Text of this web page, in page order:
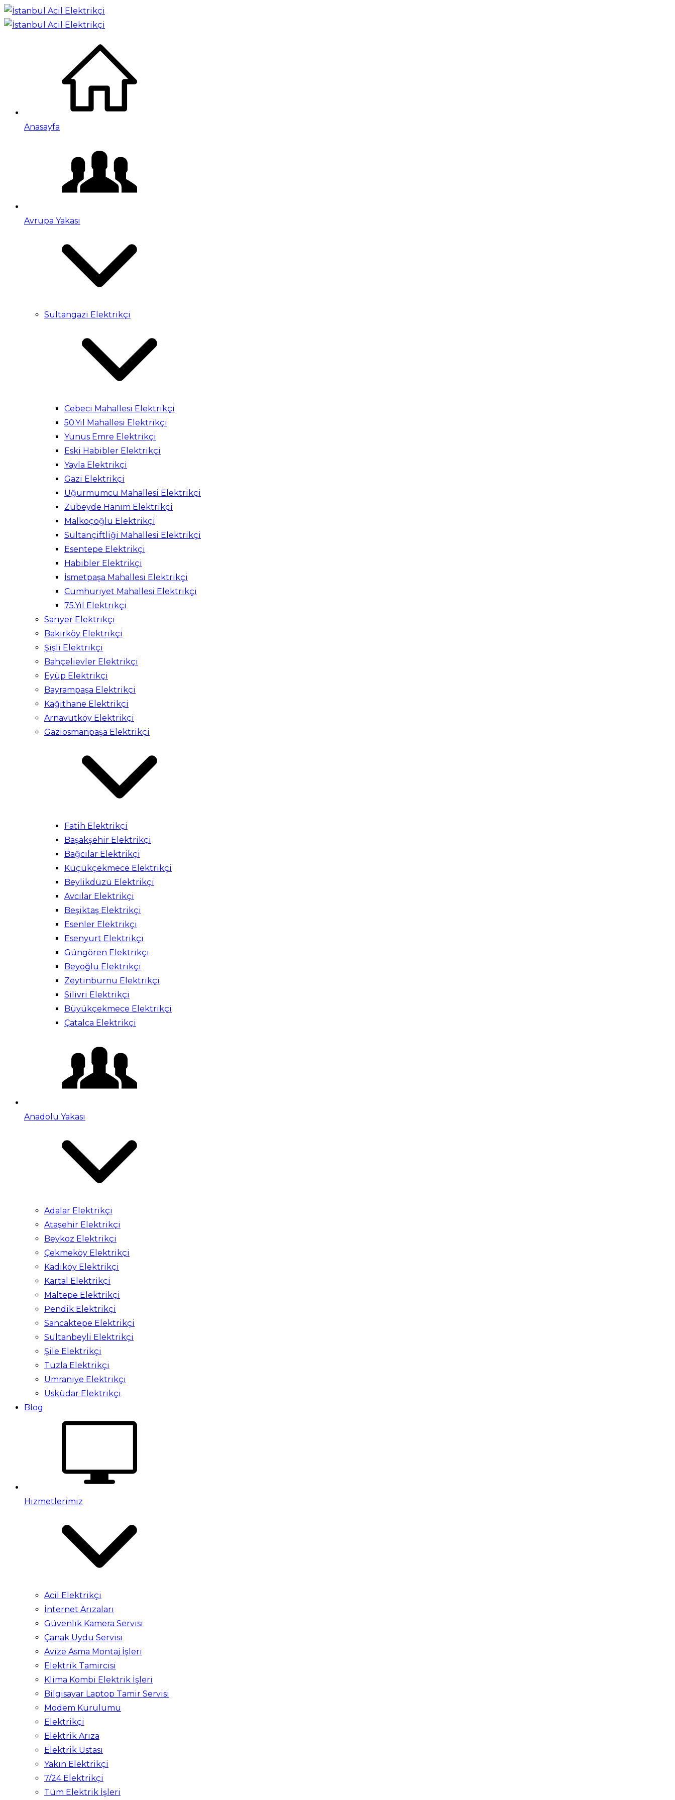
Anasayfa
Avrupa Yakası
Sultangazi Elektrikçi
Cebeci Mahallesi Elektrikçi
50.Yıl Mahallesi Elektrikçi
Yunus Emre Elektrikçi
Eski Habibler Elektrikçi
Yayla Elektrikçi
Gazi Elektrikçi
Uğurmumcu Mahallesi Elektrikçi
Zübeyde Hanım Elektrikçi
Malkoçoğlu Elektrikçi
Sultançiftliği Mahallesi Elektrikçi
Esentepe Elektrikçi
Habibler Elektrikçi
İsmetpaşa Mahallesi Elektrikçi
Cumhuriyet Mahallesi Elektrikçi
75.Yıl Elektrikçi
Sarıyer Elektrikçi
Bakırköy Elektrikçi
Şişli Elektrikçi
Bahçelievler Elektrikçi
Eyüp Elektrikçi
Bayrampaşa Elektrikçi
Kağıthane Elektrikçi
Arnavutköy Elektrikçi
Gaziosmanpaşa Elektrikçi
Fatih Elektrikçi
Başakşehir Elektrikçi
Bağcılar Elektrikçi
Küçükçekmece Elektrikçi
Beylikdüzü Elektrikçi
Avcılar Elektrikçi
Beşiktaş Elektrikçi
Esenler Elektrikçi
Esenyurt Elektrikçi
Güngören Elektrikçi
Beyoğlu Elektrikçi
Zeytinburnu Elektrikçi
Silivri Elektrikçi
Büyükçekmece Elektrikçi
Çatalca Elektrikçi
Anadolu Yakası
Adalar Elektrikçi
Ataşehir Elektrikçi
Beykoz Elektrikçi
Çekmeköy Elektrikçi
Kadıköy Elektrikçi
Kartal Elektrikçi
Maltepe Elektrikçi
Pendik Elektrikçi
Sancaktepe Elektrikçi
Sultanbeyli Elektrikçi
Şile Elektrikçi
Tuzla Elektrikçi
Ümraniye Elektrikçi
Üsküdar Elektrikçi
Blog
Hizmetlerimiz
Acil Elektrikçi
İnternet Arızaları
Güvenlik Kamera Servisi
Çanak Uydu Servisi
Avize Asma Montaj İşleri
Elektrik Tamircisi
Klima Kombi Elektrik İşleri
Bilgisayar Laptop Tamir Servisi
Modem Kurulumu
Elektrikçi
Elektrik Arıza
Elektrik Ustası
Yakın Elektrikçi
7/24 Elektrikçi
Tüm Elektrik İşleri